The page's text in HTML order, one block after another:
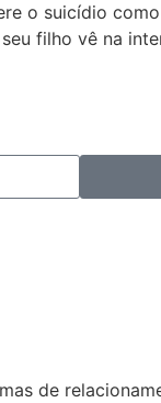
o suicídio
filho vê na
de